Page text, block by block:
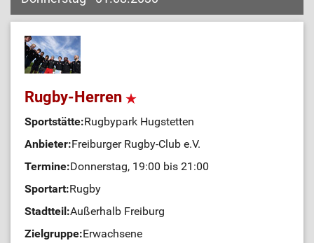
Rugby-Herren
Sportstätte:Rugbypark Hugstetten
Anbieter:Freiburger Rugby-Club e.V.
Termine:Donnerstag, 19:00 bis 21:00
Sportart:Rugby
Stadtteil:Außerhalb Freiburg
Zielgruppe:Erwachsene